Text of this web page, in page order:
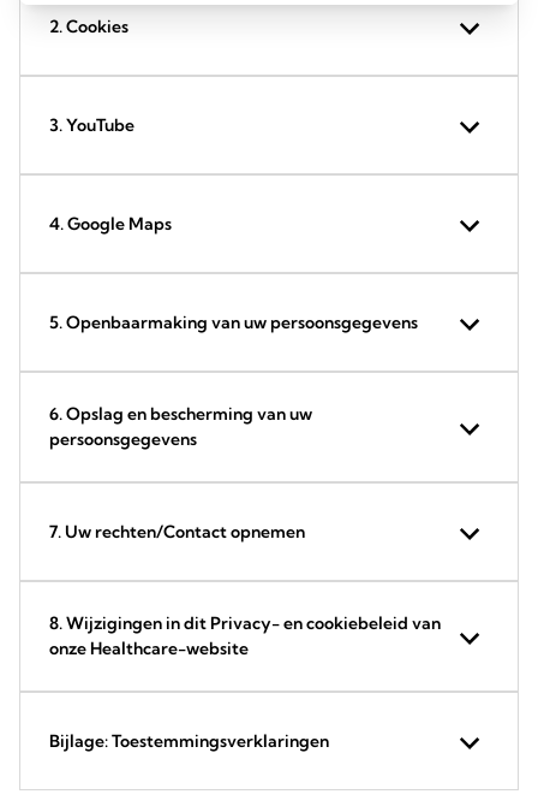
2. Cookies
3. YouTube
4. Google Maps
5. Openbaarmaking van uw persoonsgegevens
6. Opslag en bescherming van uw
persoonsgegevens
7. Uw rechten/Contact opnemen
8. Wijzigingen in dit Privacy- en cookiebeleid van
onze Healthcare-website
Bijlage: Toestemmingsverklaringen